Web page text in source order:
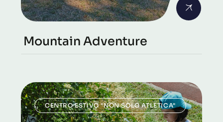
Mountain Adventure
CENTRO ESTIVO "NON SOLO ATLETICA"